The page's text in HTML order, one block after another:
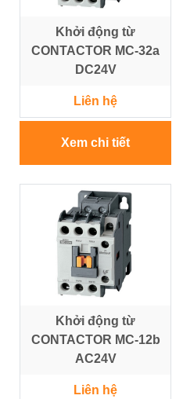
Khởi động từ
CONTACTOR MC-32a
DC24V
Liên hệ
Xem chi tiết
Khởi động từ
CONTACTOR MC-12b
AC24V
Liên hệ